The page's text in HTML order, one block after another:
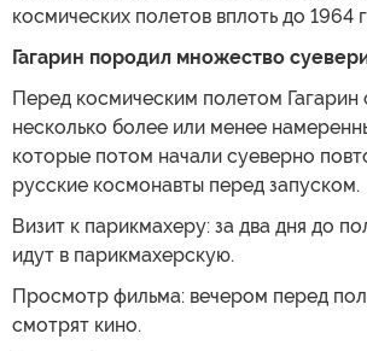
космических полетов вплоть до 1964
Гагарин породил множество
Перед космическим полетом Гагарин
несколько более или менее
которые потом начали суеверно
русские космонавты перед запуском.
Визит к парикмахеру: за два дня до
идут в парикмахерскую.
Просмотр фильма: вечером перед
смотрят кино.